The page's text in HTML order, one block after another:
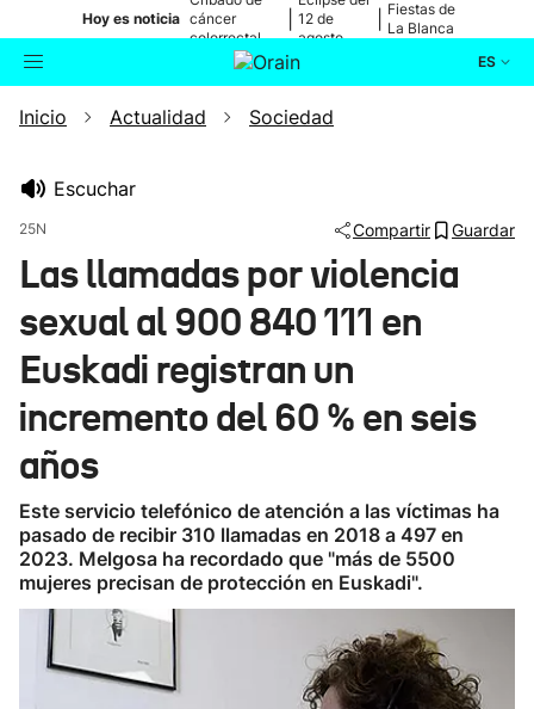
Hoy es noticia cáncer
colorrectal
12 de
agosto
Fiestas de
La Blanca
ES
Buscador Actualidad
Ikusmiran
Eguraldia
Inicio Actualidad Sociedad
Escuchar
25N Compartir Guardar
Las llamadas por violencia
sexual al 900 840 111 en
Euskadi registran un
incremento del 60 % en seis
años
Este servicio telefónico de atención a las víctimas ha
pasado de recibir 310 llamadas en 2018 a 497 en
2023. Melgosa ha recordado que "más de 5500
mujeres precisan de protección en Euskadi".